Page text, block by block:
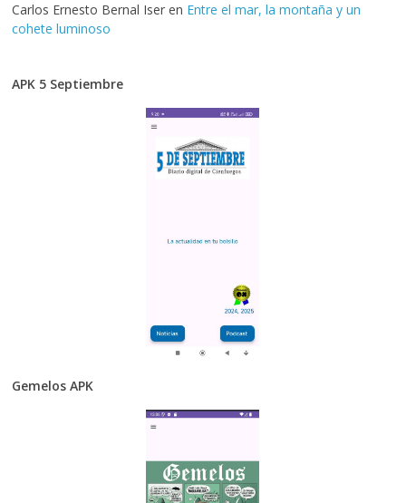
Carlos Ernesto Bernal Iser en Entre el mar, la montaña y un
cohete luminoso
APK 5 Septiembre
Gemelos APK